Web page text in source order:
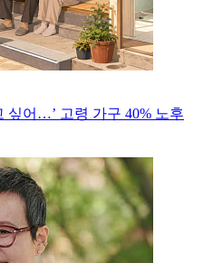
싶어…’ 고령 가구 40% 노후